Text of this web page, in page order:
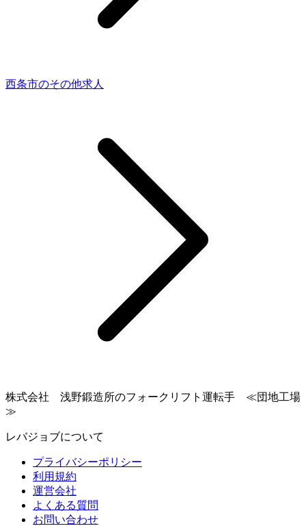
西条市のその他求人
株式会社 浅野鍛造所のフォークリフト運転手 ≪団地工場
≫
レバジョブについて
プライバシーポリシー
利用規約
運営会社
よくある質問
お問い合わせ